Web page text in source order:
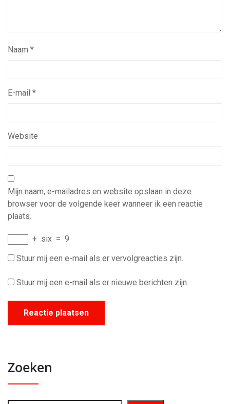
Naam *
E-mail *
Website
Mijn naam, e-mailadres en website opslaan in deze
browser voor de volgende keer wanneer ik een reactie
plaats.
+ six = 9
Stuur mij een e-mail als er vervolgreacties zijn.
Stuur mij een e-mail als er nieuwe berichten zijn.
Zoeken